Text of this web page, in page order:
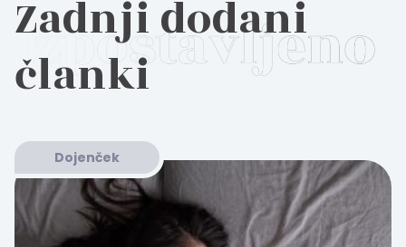
Zadnji dodani
članki
Dojenček